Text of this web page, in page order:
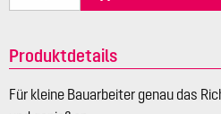
Produktdetails
Für kleine Bauarbeiter genau das